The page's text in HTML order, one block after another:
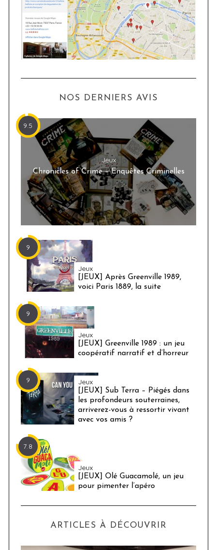
NOS DERNIERS AVIS
9.5
Jeux
Chronicles of Crime – Enquêtes Criminelles
9
Jeux
[JEUX] Après Greenville 1989,
voici Paris 1889, la suite
9
Jeux
[JEUX] Greenville 1989 : un jeu
coopératif narratif et d’horreur
9 Jeux
[JEUX] Sub Terra – Piégés dans
les profondeurs souterraines,
arriverez-vous à ressortir vivant
avec vos amis ?
7.8
Jeux
[JEUX] Olé Guacamolé, un jeu
pour pimenter l’apéro
ARTICLES À DÉCOUVRIR